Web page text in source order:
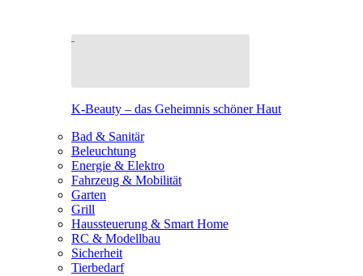
K-Beauty – das Geheimnis schöner Haut
Bad & Sanitär
Beleuchtung
Energie & Elektro
Fahrzeug & Mobilität
Garten
Grill
Haussteuerung & Smart Home
RC & Modellbau
Sicherheit
Tierbedarf